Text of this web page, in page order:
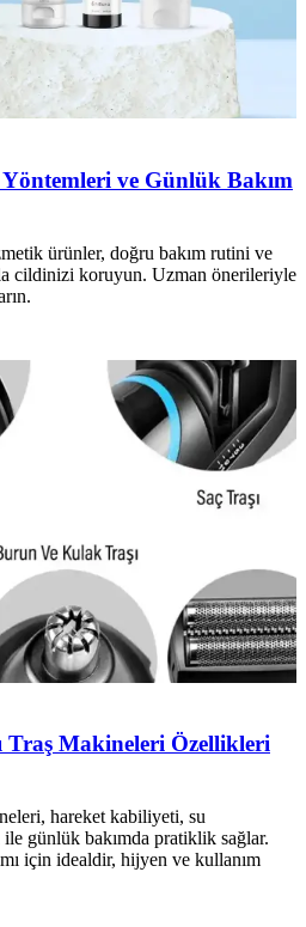
Yöntemleri ve Günlük Bakım
ürünler, doğru bakım rutini ve
cildinizi koruyun. Uzman önerileriyle
Traş Makineleri Özellikleri
hareket kabiliyeti, su
günlük bakımda pratiklik sağlar.
için idealdir, hijyen ve kullanım